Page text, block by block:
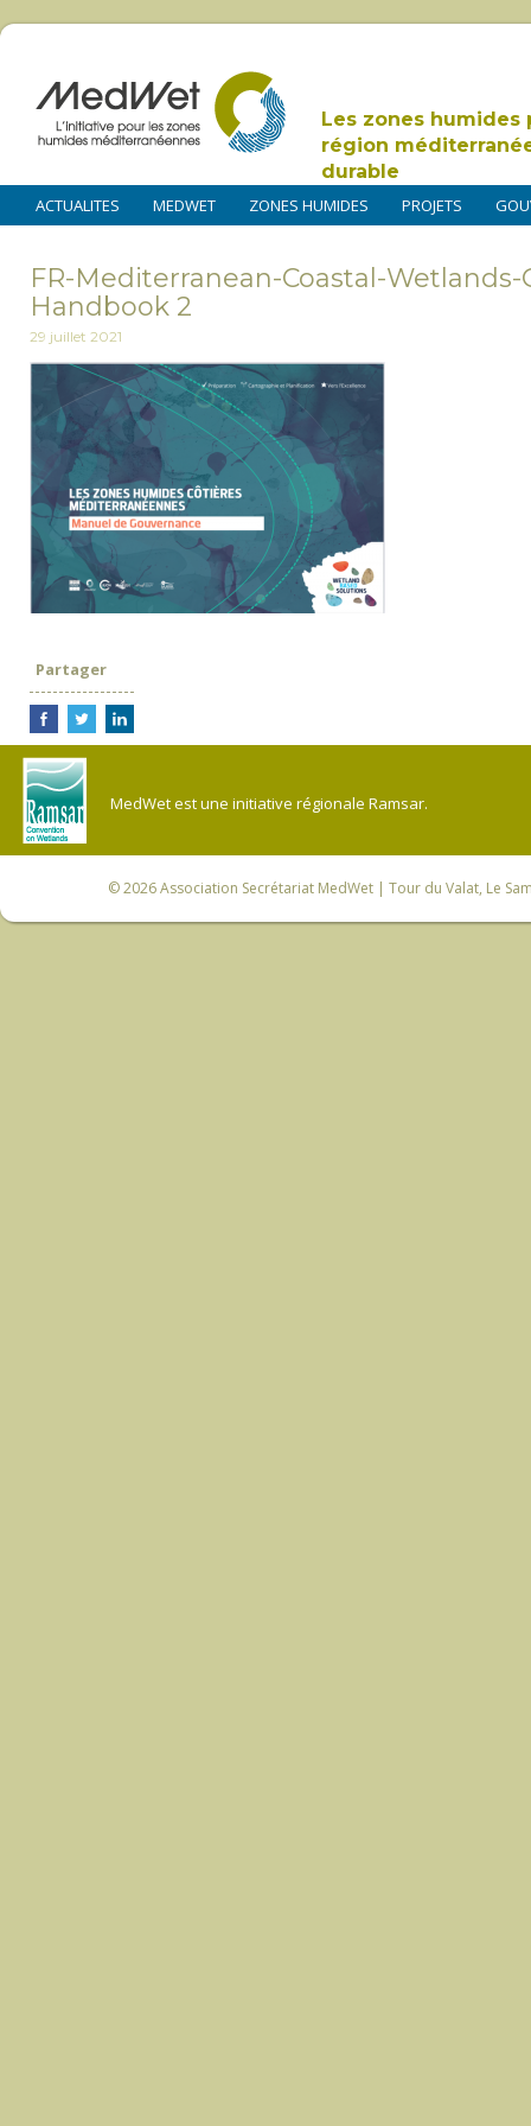
Les zones humides
région
durable
ACTUALITES MEDWET ZONES HUMIDES PROJETS
FR-Mediterranean-Coastal-
Handbook 2
29 juillet 2021
Partager
MedWet est une initiative régionale Ramsar.
© 2026Association Secrétariat MedWet | Tour du Valat, Le